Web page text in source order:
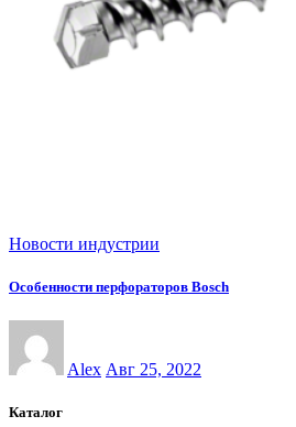
Новости индустрии
Особенности перфораторов Bosch
Alex Авг 25, 2022
Каталог